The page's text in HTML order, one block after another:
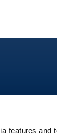
features and